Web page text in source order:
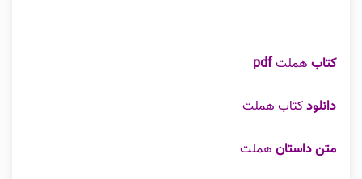
کتابهملتpdf
دانلودکتاب هملت
متن داستانهملت